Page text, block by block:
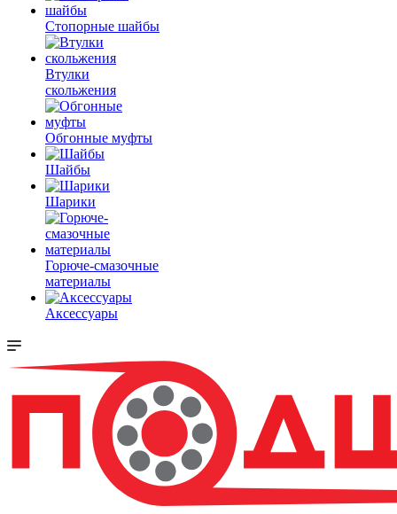
Стопорные шайбы
Втулки
скольжения
Обгонные муфты
Шайбы
Шарики
Горюче-смазочные
материалы
Аксессуары